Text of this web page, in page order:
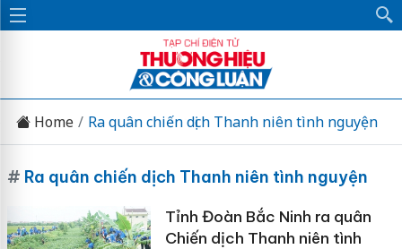
Home Ra quân chiến dịch Thanh niên tình nguyện
# Ra quân chiến dịch Thanh niên tình nguyện
Tỉnh Đoàn Bắc Ninh ra quân
Chiến dịch Thanh niên tình